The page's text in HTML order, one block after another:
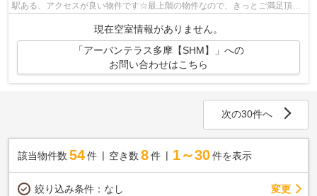
駅ある、アクセスが良い物件です☆最上階の物件なので、きっとご満足頂け
現在空室情報がありません。
「アーバンテラス多摩【SHM】」への
お問い合わせはこちら
次の30件へ
該当物件数 54件 空き数 8 件 1～30 件を表示
絞り込み条件： なし 変更